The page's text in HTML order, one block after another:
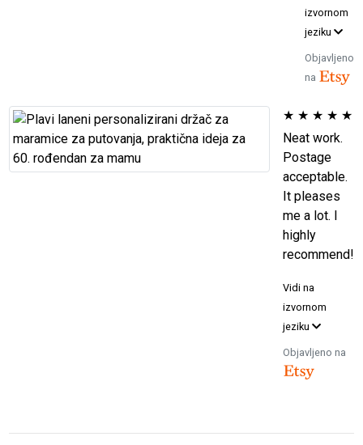
izvornom
jeziku
Objavljeno
na
★ ★ ★ ★ ★
Neat work.
Postage
acceptable.
It pleases
me a lot. I
highly
recommend!
Vidi na
izvornom
jeziku
Objavljeno na